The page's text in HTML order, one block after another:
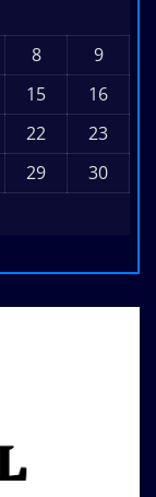
8
9
15
16
22
23
29
30